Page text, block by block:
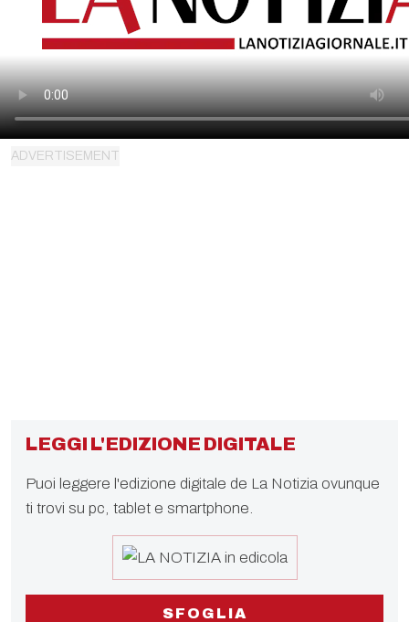
LEGGI L'EDIZIONE DIGITALE
Puoi leggere l'edizione digitale de La Notizia ovunque
ti trovi su pc, tablet e smartphone.
SFOGLIA